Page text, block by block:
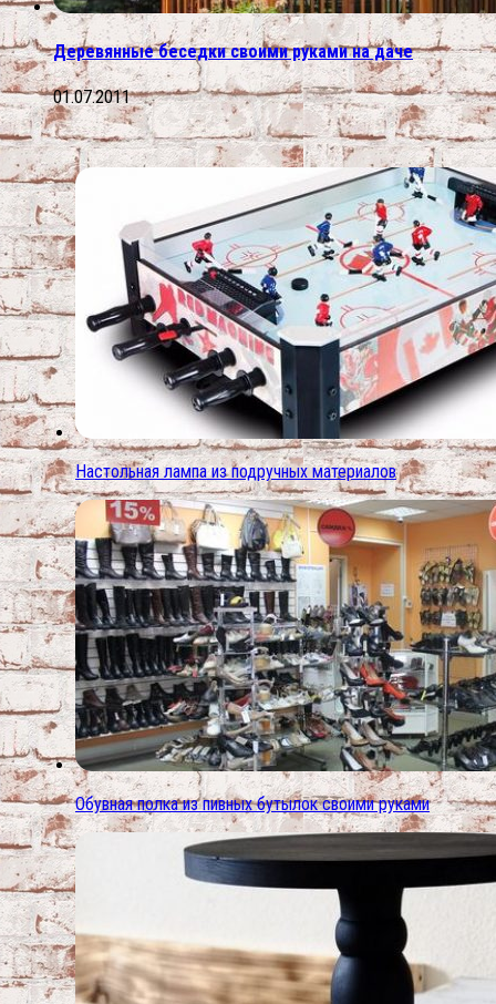
Деревянные беседки своими руками на даче
01.07.2011
Настольная лампа из подручных материалов
Обувная полка из пивных бутылок своими руками